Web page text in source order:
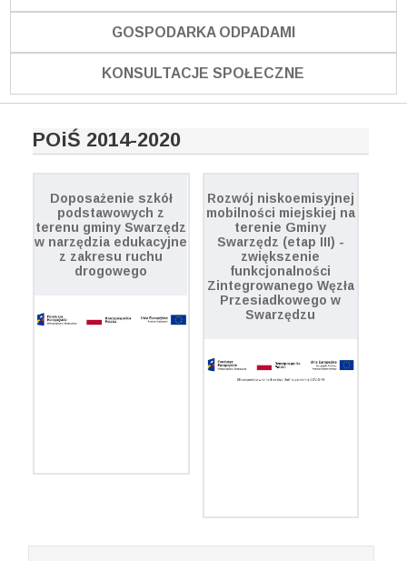
GOSPODARKA ODPADAMI
KONSULTACJE SPOŁECZNE
POiŚ 2014-2020
Doposażenie szkół
podstawowych z
terenu gminy Swarzędz
w narzędzia edukacyjne
z zakresu ruchu
drogowego
Rozwój niskoemisyjnej
mobilności miejskiej na
terenie Gminy
Swarzędz (etap III) -
zwiększenie
funkcjonalności
Zintegrowanego Węzła
Przesiadkowego w
Swarzędzu